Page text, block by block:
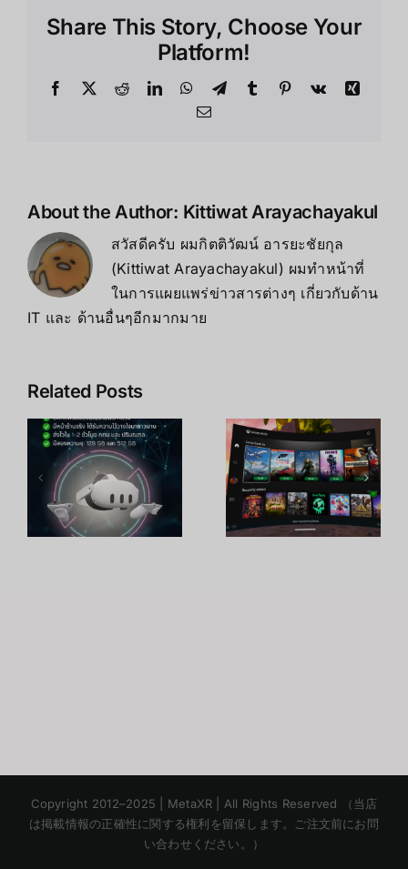
และ
Quest
Share This Story, Choose Your
Platform!
Facebook
X RedditLinkedInWhatsApp
TelegramTumblr Pinterest
Vk
Xing
Email
About the Author: Kittiwat Arayachayakul
สวัสดีครับ ผมกิตติวัฒน์ อารยะชัยกุล
(Kittiwat Arayachayakul) ผมทำหน้าที่
ในการแผยแพร่ข่าวสารต่างๆ เกี่ยวกับด้าน
IT และ ด้านอื่นๆอีกมากมาย
Related Posts
เกมสตรีมใน
Oculus
Quest 2
Oculus
Quest 2
อุปกรณ์ VR
ที่ดีกว่าเดิม
ด้วยจุดเด่นที่
Copyright 2012–2025 | MetaXR | All Rights Reserved （当店
は掲載情報の正確性に関する権利を留保します。ご注文前にお問
い合わせください。）
Chinese